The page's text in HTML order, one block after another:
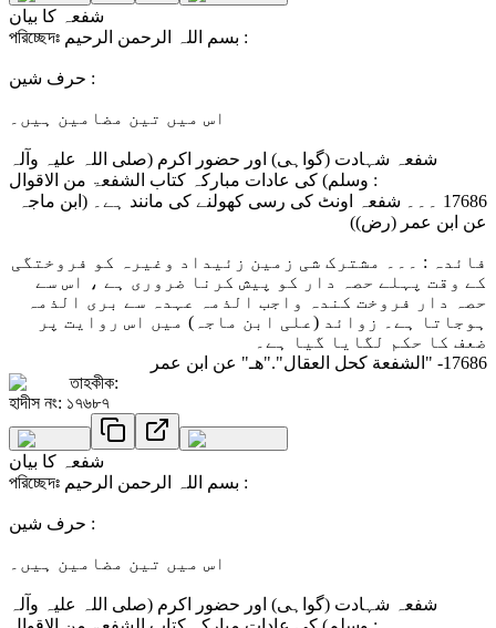
شفعہ کا بیان
পরিচ্ছেদঃ بسم اللہ الرحمن الرحیم :
حرف شین :
اس میں تین مضامین ہیں۔
شفعہ شہادت (گواہی) اور حضور اکرم (صلی اللہ علیہ وآلہ
وسلم) کی عادات مبارکہ کتاب الشفعۃ من الاقوال :
17686 ۔۔۔ شفعہ اونٹ کی رسی کھولنے کی مانند ہے۔ (ابن ماجہ
عن ابن عمر (رض))
فائدہ : ۔۔۔ مشترک شی زمین زئیداد وغیرہ کو فروختگی
کے وقت پہلے حصہ دار کو پیش کرنا ضروری ہے ، اس سے
حصہ دار فروخت کندہ واجب الذمہ عہدہ سے بری الذمہ
ہوجاتا ہے۔ زوائد (علی ابن ماجہ) میں اس روایت پر
ضعف کا حکم لگایا گیا ہے۔
17686- "الشفعة كحل العقال"."هـ" عن ابن عمر
তাহকীক:
হাদীস নং: ১৭৬৮৭
شفعہ کا بیان
পরিচ্ছেদঃ بسم اللہ الرحمن الرحیم :
حرف شین :
اس میں تین مضامین ہیں۔
شفعہ شہادت (گواہی) اور حضور اکرم (صلی اللہ علیہ وآلہ